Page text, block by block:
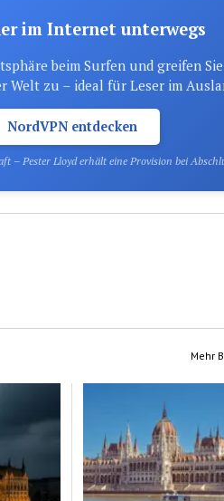
im Internet unterwegs
beim Surfen und greifen
Welt zu – ideal für Leser im
NordVPN entdecken
– Pester Lloyd erhält eine Provision bei
Mehr